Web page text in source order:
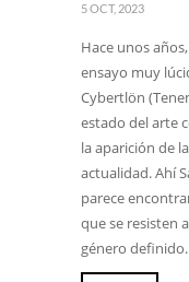
5 OCT, 2023
Hace unos
ensayo muy
Cybertlön
estado del arte
la aparición de
actualidad. Ahí
parece
que se resisten
género